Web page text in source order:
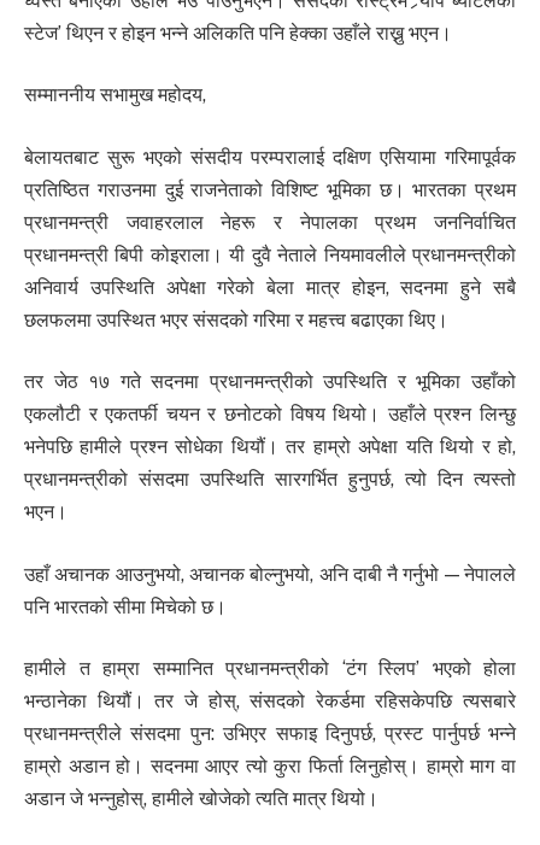
स्टेज’ थिएन र होइन भन्ने अलिकति पनि हेक्का उहाँले राख्नु भएन।
सम्माननीय सभामुख महोदय,
बेलायतबाट सुरू भएको संसदीय परम्परालाई दक्षिण एसियामा गरिमापूर्वक
प्रतिष्ठित गराउनमा दुई राजनेताको विशिष्ट भूमिका छ। भारतका प्रथम
प्रधानमन्त्री जवाहरलाल नेहरू र नेपालका प्रथम जननिर्वाचित
प्रधानमन्त्री बिपी कोइराला। यी दुवै नेताले नियमावलीले प्रधानमन्त्रीको
अनिवार्य उपस्थिति अपेक्षा गरेको बेला मात्र होइन, सदनमा हुने सबै
छलफलमा उपस्थित भएर संसदको गरिमा र महत्त्व बढाएका थिए।
तर जेठ १७ गते सदनमा प्रधानमन्त्रीको उपस्थिति र भूमिका उहाँको
एकलौटी र एकतर्फी चयन र छनोटको विषय थियो। उहाँले प्रश्न लिन्छु
भनेपछि हामीले प्रश्न सोधेका थियौं। तर हाम्रो अपेक्षा यति थियो र हो,
प्रधानमन्त्रीको संसदमा उपस्थिति सारगर्भित हुनुपर्छ, त्यो दिन त्यस्तो
भएन।
उहाँ अचानक आउनुभयो, अचानक बोल्नुभयो, अनि दाबी नै गर्नुभो — नेपालले
पनि भारतको सीमा मिचेको छ।
हामीले त हाम्रा सम्मानित प्रधानमन्त्रीको ‘टंग स्लिप’ भएको होला
भन्ठानेका थियौं। तर जे होस्, संसदको रेकर्डमा रहिसकेपछि त्यसबारे
प्रधानमन्त्रीले संसदमा पुन: उभिएर सफाइ दिनुपर्छ, प्रस्ट पार्नुपर्छ भन्ने
हाम्रो अडान हो। सदनमा आएर त्यो कुरा फिर्ता लिनुहोस्। हाम्रो माग वा
अडान जे भन्नुहोस्, हामीले खोजेको त्यति मात्र थियो।